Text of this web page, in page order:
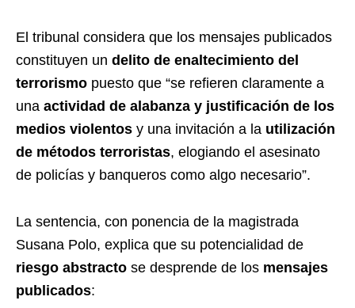
El tribunal considera que los mensajes publicados
constituyen un delito de enaltecimiento del
terrorismo puesto que “se refieren claramente a
una actividad de alabanza y justificación de los
medios violentos y una invitación a la utilización
de métodos terroristas, elogiando el asesinato
de policías y banqueros como algo necesario”.
La sentencia, con ponencia de la magistrada
Susana Polo, explica que su potencialidad de
riesgo abstracto se desprende de los mensajes
publicados: